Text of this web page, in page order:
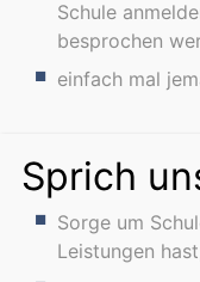
Schule
besprochen
einfach mal
Sprich
Sorge um
Leistungen